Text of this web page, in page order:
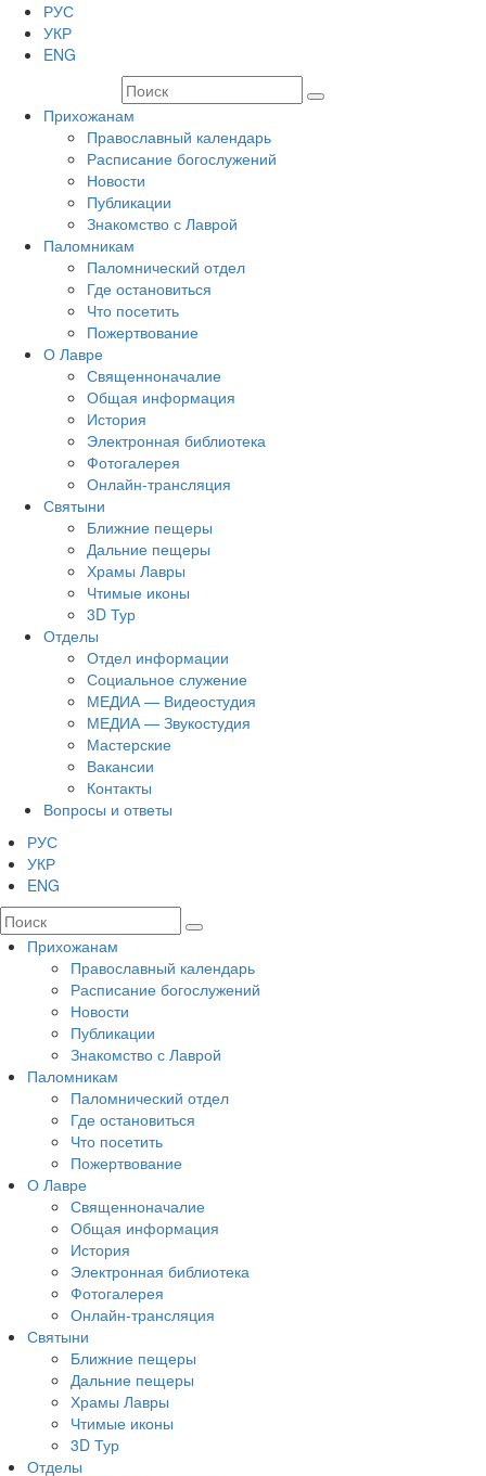
РУС
УКР
ENG
Прихожанам
Православный календарь
Расписание богослужений
Новости
Публикации
Знакомство с Лаврой
Паломникам
Паломнический отдел
Где остановиться
Что посетить
Пожертвование
О Лавре
Священноначалие
Общая информация
История
Электронная библиотека
Фотогалерея
Онлайн-трансляция
Святыни
Ближние пещеры
Дальние пещеры
Храмы Лавры
Чтимые иконы
3D Тур
Отделы
Отдел информации
Социальное служение
МЕДИА — Видеостудия
МЕДИА — Звукостудия
Мастерские
Вакансии
Контакты
Вопросы и ответы
РУС
УКР
ENG
Прихожанам
Православный календарь
Расписание богослужений
Новости
Публикации
Знакомство с Лаврой
Паломникам
Паломнический отдел
Где остановиться
Что посетить
Пожертвование
О Лавре
Священноначалие
Общая информация
История
Электронная библиотека
Фотогалерея
Онлайн-трансляция
Святыни
Ближние пещеры
Дальние пещеры
Храмы Лавры
Чтимые иконы
3D Тур
Отделы